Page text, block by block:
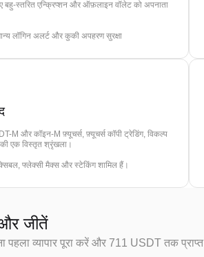
बहु-स्तरित एन्क्रिप्शन और ऑफ़लाइन वॉलेट को अपनाता
लॉगिन अलर्ट और कुकी अपहरण सुरक्षा
M और कॉइन-M फ़्यूचर्स, फ़्यूचर्स कॉपी ट्रेडिंग, विकल्प
एक विस्तृत श्रृंखला।
फ्लेक्सी मैक्स और स्टेकिंग शामिल हैं।
जीतें
पहला व्यापार पूरा करें और 711 USDT तक